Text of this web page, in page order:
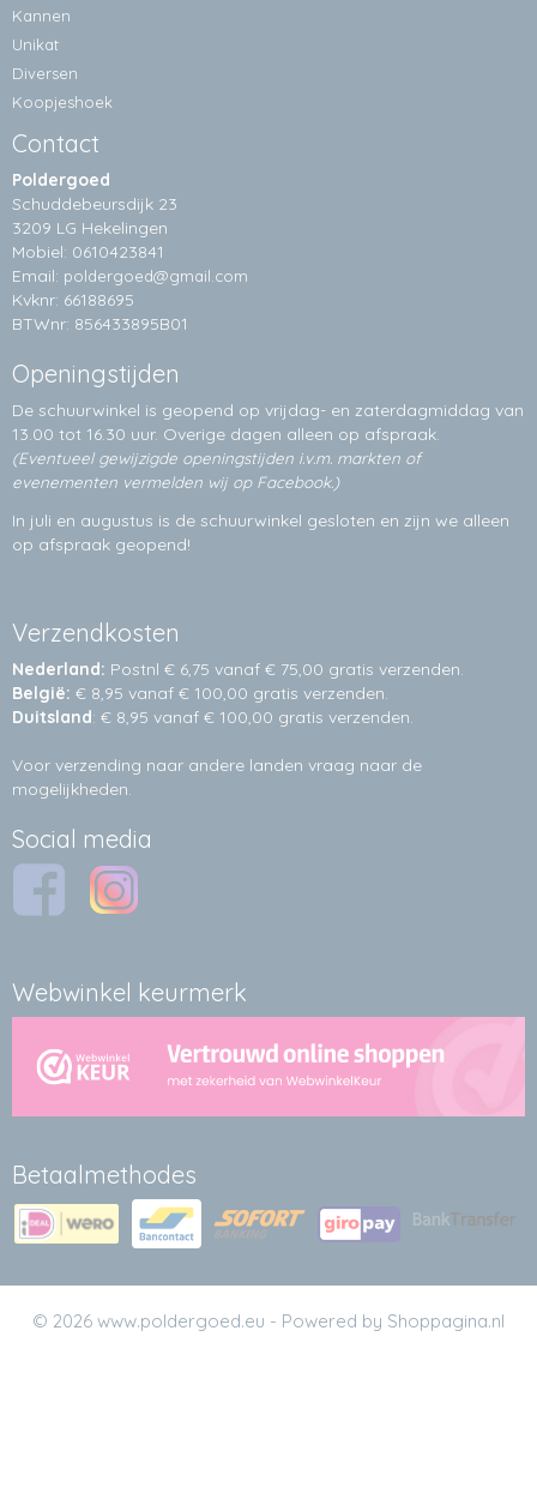
Kannen
Unikat
Diversen
Koopjeshoek
Contact
Poldergoed
Schuddebeursdijk 23
3209 LG Hekelingen
Mobiel: 0610423841
Email: poldergoed@gmail.com
Kvknr: 66188695
BTWnr: 856433895B01
Openingstijden
De schuurwinkel is geopend op vrijdag- en zaterdagmiddag van
13.00 tot 16.30 uur. Overige dagen alleen op afspraak.
(Eventueel gewijzigde openingstijden i.v.m. markten of
evenementen vermelden wij op Facebook.)
In juli en augustus is de schuurwinkel gesloten en zijn we alleen
op afspraak geopend!
Verzendkosten
Nederland: Postnl € 6,75 vanaf € 75,00 gratis verzenden.
België: € 8,95 vanaf € 100,00 gratis verzenden.
Duitsland: € 8,95 vanaf € 100,00 gratis verzenden.
Voor verzending naar andere landen vraag naar de
mogelijkheden.
Social media
Webwinkel keurmerk
Betaalmethodes
© 2026 www.poldergoed.eu - Powered by Shoppagina.nl